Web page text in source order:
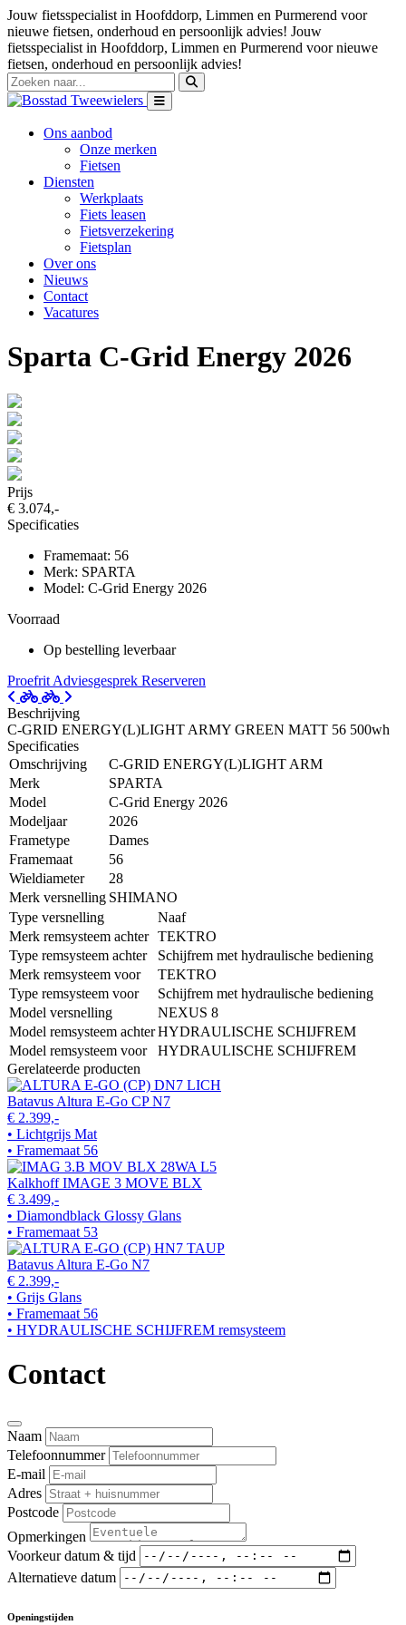
Jouw fietsspecialist in Hoofddorp, Limmen en Purmerend voor
nieuwe fietsen, onderhoud en persoonlijk advies! Jouw
fietsspecialist in Hoofddorp, Limmen en Purmerend voor nieuwe
fietsen, onderhoud en persoonlijk advies!
Ons aanbod
Onze merken
Fietsen
Diensten
Werkplaats
Fiets leasen
Fietsverzekering
Fietsplan
Over ons
Nieuws
Contact
Vacatures
Sparta C-Grid Energy 2026
Prijs
€ 3.074,-
Specificaties
Framemaat: 56
Merk: SPARTA
Model: C-Grid Energy 2026
Voorraad
Op bestelling leverbaar
Proefrit Adviesgesprek Reserveren
Beschrijving
C-GRID ENERGY(L)LIGHT ARMY GREEN MATT 56 500wh
Specificaties
Omschrijving
C-GRID ENERGY(L)LIGHT ARM
Merk
SPARTA
Model
C-Grid Energy 2026
Modeljaar
2026
Frametype
Dames
Framemaat
56
Wieldiameter
28
Merk versnelling SHIMANO
Type versnelling
Naaf
Merk remsysteem achter TEKTRO
Type remsysteem achter
Schijfrem met hydraulische bediening
Merk remsysteem voor
TEKTRO
Type remsysteem voor
Schijfrem met hydraulische bediening
Model versnelling
NEXUS 8
Model remsysteem achterHYDRAULISCHE SCHIJFREM
Model remsysteem voor
HYDRAULISCHE SCHIJFREM
Gerelateerde producten
Batavus Altura E-Go CP N7
€ 2.399,-
• Lichtgrijs Mat
• Framemaat 56
Kalkhoff IMAGE 3 MOVE BLX
€ 3.499,-
• Diamondblack Glossy Glans
• Framemaat 53
Batavus Altura E-Go N7
€ 2.399,-
• Grijs Glans
• Framemaat 56
• HYDRAULISCHE SCHIJFREM remsysteem
Contact
Naam
Telefoonnummer
E-mail
Adres
Postcode
Opmerkingen
Voorkeur datum & tijd
Alternatieve datum
Openingstijden